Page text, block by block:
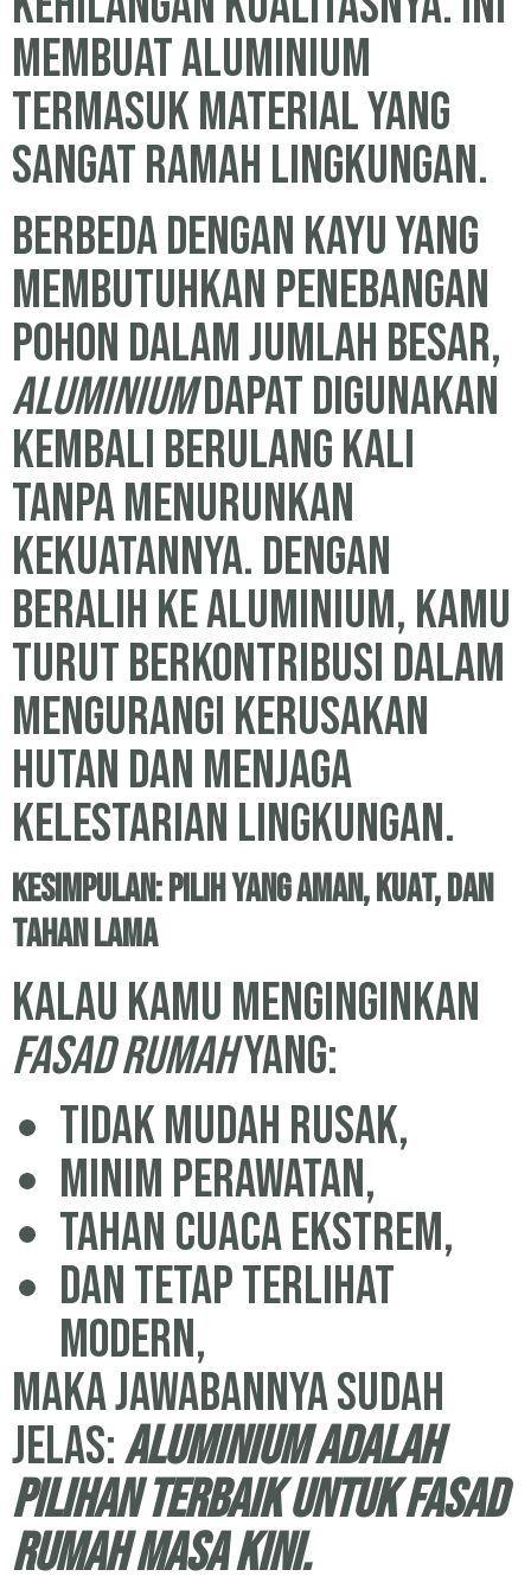
membuat aluminium
termasuk material yang
sangat ramah lingkungan.
Berbeda dengan kayu yang
membutuhkan penebangan
pohon dalam jumlah besar,
aluminiumdapat digunakan
kembali berulang kali
tanpa menurunkan
kekuatannya. Dengan
beralih ke aluminium, kamu
turut berkontribusi dalam
mengurangi kerusakan
hutan dan menjaga
kelestarian lingkungan.
Kesimpulan: Pilih yang Aman, Kuat, dan
Tahan Lama
Kalau kamu menginginkan
fasad rumahyang:
Tidak mudah rusak,
Minim perawatan,
Tahan cuaca ekstrem,
Dan tetap terlihat
modern,
Maka jawabannya sudah
jelas:aluminium adalah
pilihan terbaik untuk fasad
rumah masa kini.